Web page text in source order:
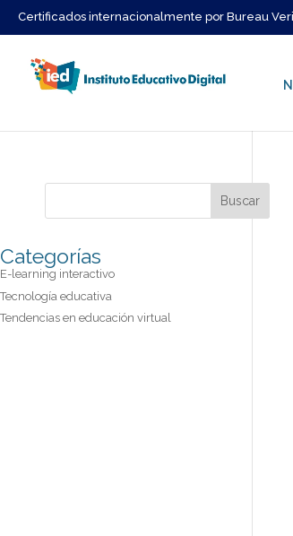
Certificados internacionalmente por Bureau
Quienes Somos
Categorías
E-learning interactivo
Tecnología educativa
Tendencias en educación virtual